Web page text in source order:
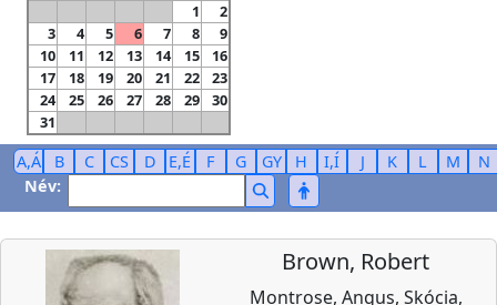
1
2
3
4 5 6 7 8
9
10
11 12 13 14 15
16
17
18 19 20 21 22
23
24
25 26 27 28 29
30
31
A,Á B C CS D E,É F G GY H I,Í J K L M
N
Név:
Brown, Robert
Montrose, Angus, Skócia,